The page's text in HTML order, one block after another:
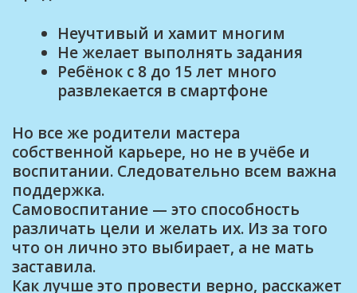
Неучтивый и хамит многим
Не желает выполнять задания
Ребёнок с 8 до 15 лет много
развлекается в смартфоне
Но все же родители мастера
собственной карьере, но не в учёбе и
воспитании. Следовательно всем важна
поддержка.
Самовоспитание — это способность
различать цели и желать их. Из за того
что он лично это выбирает, а не мать
заставила.
Как лучше это провести верно, расскажет